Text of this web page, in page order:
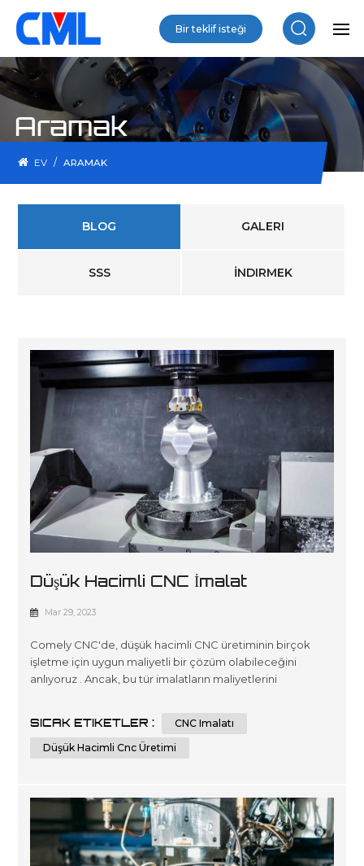
Bir teklif isteği
Aramak
EV / ARAMAK
BLOG GALERI
SSS İNDIRMEK
Düşük Hacimli CNC İmalat
Maliyetlerini Etkileyen Çeşitli
Mar 29, 2023
Comely CNC'de, düşük hacimli CNC üretiminin birçok
işletme için uygun maliyetli bir çözüm olabileceğini
anlıyoruz . Ancak, bu tür imalatların maliyetlerini
etkileyebilecek yedi temel faktörü inceleyeceğiz ve
maliyetleri kontrol altında tutmak için bazı ipuçları
SICAK ETIKETLER :
CNC Imalatı
Düşük Hacimli Cnc Üretimi